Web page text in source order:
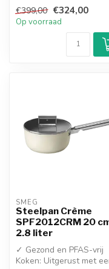
staal
✓ Superth...
€399,00 €324,00
Op voorraad
SMEG
Steelpan Crème
SPF2012CRM 20
2.8 liter
✓ Gezond en PFAS-vrij
Koken: Uitgerust met